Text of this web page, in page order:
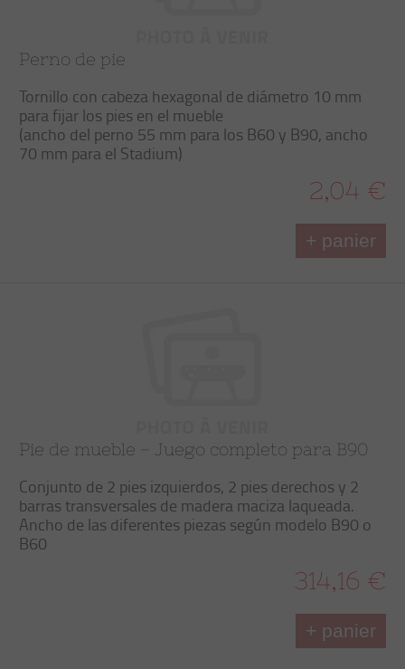
Perno de pie
Tornillo con cabeza hexagonal de diámetro 10 mm
para fijar los pies en el mueble
(ancho del perno 55 mm para los B60 y B90, ancho
70 mm para el Stadium)
2,04 €
+ panier
Pie de mueble - Juego completo para B90
Conjunto de 2 pies izquierdos, 2 pies derechos y 2
barras transversales de madera maciza laqueada.
Ancho de las diferentes piezas según modelo B90 o
B60
314,16 €
+ panier